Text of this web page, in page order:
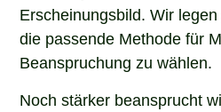
Erscheinungsbild. Wir
die passende Methode für
Beanspruchung zu wählen.
Noch stärker beansprucht